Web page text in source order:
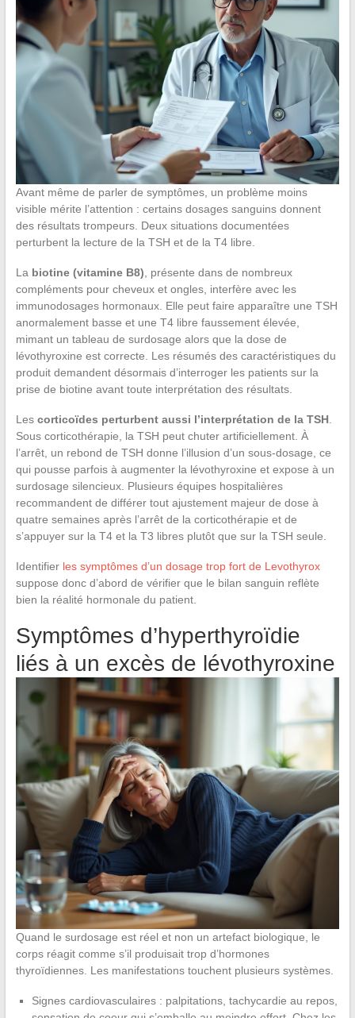
Avant même de parler de symptômes, un problème moins
visible mérite l’attention : certains dosages sanguins donnent
des résultats trompeurs. Deux situations documentées
perturbent la lecture de la TSH et de la T4 libre.
La biotine (vitamine B8) , présente dans de nombreux
compléments pour cheveux et ongles, interfère avec les
immunodosages hormonaux. Elle peut faire apparaître une TSH
anormalement basse et une T4 libre faussement élevée,
mimant un tableau de surdosage alors que la dose de
lévothyroxine est correcte. Les résumés des caractéristiques du
produit demandent désormais d’interroger les patients sur la
prise de biotine avant toute interprétation des résultats.
Les corticoïdes perturbent aussi l’interprétation de la TSH.
Sous corticothérapie, la TSH peut chuter artificiellement. À
l’arrêt, un rebond de TSH donne l’illusion d’un sous-dosage, ce
qui pousse parfois à augmenter la lévothyroxine et expose à un
surdosage silencieux. Plusieurs équipes hospitalières
recommandent de différer tout ajustement majeur de dose à
quatre semaines après l’arrêt de la corticothérapie et de
s’appuyer sur la T4 et la T3 libres plutôt que sur la TSH seule.
Identifier les symptômes d’un dosage trop fort de Levothyrox
suppose donc d’abord de vérifier que le bilan sanguin reflète
bien la réalité hormonale du patient.
Symptômes d’hyperthyroïdie
liés à un excès de lévothyroxine
Quand le surdosage est réel et non un artefact biologique, le
corps réagit comme s’il produisait trop d’hormones
thyroïdiennes. Les manifestations touchent plusieurs systèmes.
Signes cardiovasculaires : palpitations, tachycardie au repos,